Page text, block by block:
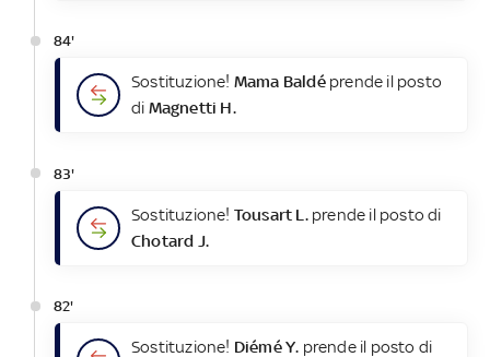
84'
Sostituzione! Mama Baldéprende il posto
di Magnetti H.
83'
Sostituzione! Tousart L.prende il posto di
Chotard J.
82'
Sostituzione! Diémé Y. prende il posto di